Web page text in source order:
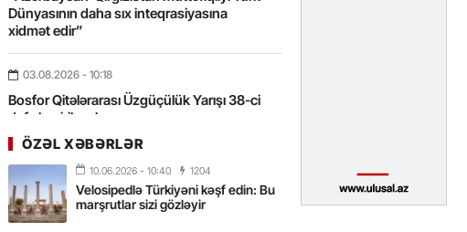
Dünyasının daha sıx inteqrasiyasına
xidmət edir”
03.08.2026 - 10:18
Bosfor Qitələrarası Üzgüçülük Yarışı 38-ci
dəfə keçiriləcək
- 18:22
Ana dilimiz milli kimliyimizin və mənəvi
birliyimizin əsas dayağıdır – Tənzilə
Rüstəmxanlı
ÖZƏL XƏBƏRLƏR
10.06.2026 - 10:40 1204
Velosipedlə Türkiyəni kəşf edin: Bu
marşrutlar sizi gözləyir